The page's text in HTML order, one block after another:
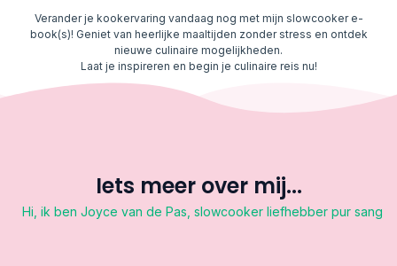
Verander je kookervaring vandaag nog met mijn slowcooker e-
book(s)! Geniet van heerlijke maaltijden zonder stress en ontdek
nieuwe culinaire mogelijkheden.
Laat je inspireren en begin je culinaire reis nu!
Iets meer over mij...
Hi, ik ben Joyce van de Pas, slowcooker liefhebber pur sang